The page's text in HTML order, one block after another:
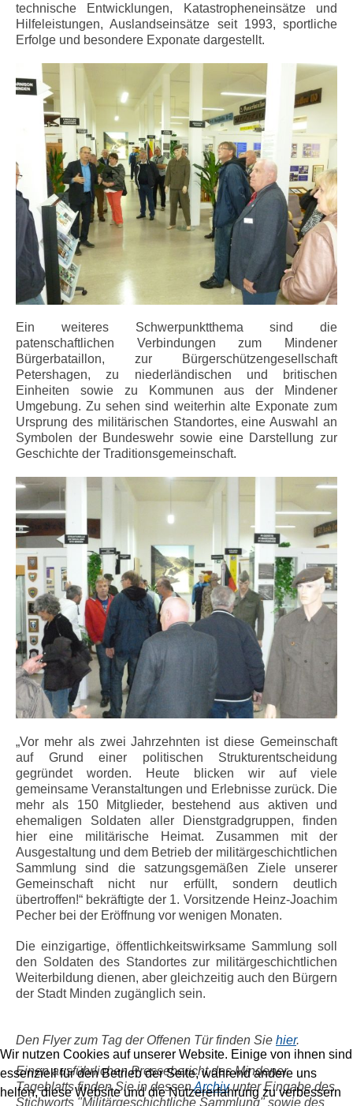
technische Entwicklungen, Katastropheneinsätze und
Hilfeleistungen, Auslandseinsätze seit 1993, sportliche
Erfolge und besondere Exponate dargestellt.
Ein weiteres Schwerpunktthema sind die
patenschaftlichen Verbindungen zum Mindener
Bürgerbataillon, zur Bürgerschützengesellschaft
Petershagen, zu niederländischen und britischen
Einheiten sowie zu Kommunen aus der Mindener
Umgebung. Zu sehen sind weiterhin alte Exponate zum
Ursprung des militärischen Standortes, eine Auswahl an
Symbolen der Bundeswehr sowie eine Darstellung zur
Geschichte der Traditionsgemeinschaft.
„Vor mehr als zwei Jahrzehnten ist diese Gemeinschaft
auf Grund einer politischen Strukturentscheidung
gegründet worden. Heute blicken wir auf viele
gemeinsame Veranstaltungen und Erlebnisse zurück. Die
mehr als 150 Mitglieder, bestehend aus aktiven und
ehemaligen Soldaten aller Dienstgradgruppen, finden
hier eine militärische Heimat. Zusammen mit der
Ausgestaltung und dem Betrieb der militärgeschichtlichen
Sammlung sind die satzungsgemäßen Ziele unserer
Gemeinschaft nicht nur erfüllt, sondern deutlich
übertroffen!“ bekräftigte der 1. Vorsitzende Heinz-Joachim
Pecher bei der Eröffnung vor wenigen Monaten.
Die einzigartige, öffentlichkeitswirksame Sammlung soll
den Soldaten des Standortes zur militärgeschichtlichen
Weiterbildung dienen, aber gleichzeitig auch den Bürgern
der Stadt Minden zugänglich sein.
Den Flyer zum Tag der Offenen Tür finden Sie hier.
Einen ausführlichen Pressebericht des Mindener
Tageblatts finden Sie in dessenArchivunter Eingabe des
Stichworts "Militärgeschichtliche Sammlung" sowie des
Wir nutzen Cookies auf unserer Website. Einige von ihnen sind
essenziell für den Betrieb der Seite, während andere uns
helfen, diese Website und die Nutzererfahrung zu verbessern